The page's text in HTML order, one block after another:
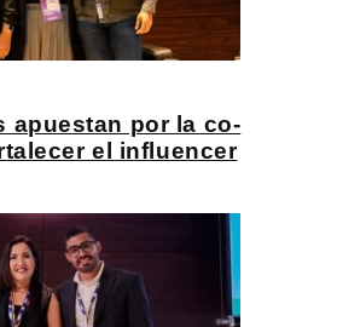
apuestan por la co-
el influencer